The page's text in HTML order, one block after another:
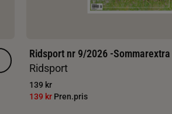
Ridsport nr 9/2026 -Sommarextra
Ridsport
139 kr
139 kr Pren.pris